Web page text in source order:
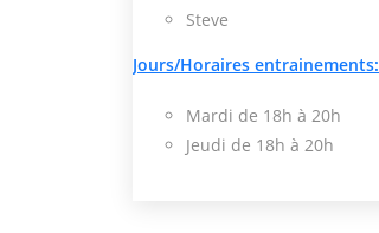
Steve
Jours/Horaires entrainements:
Mardi de 18h à 20h
Jeudi de 18h à 20h